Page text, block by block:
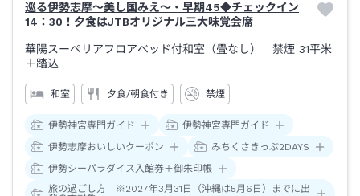
巡る伊勢志摩～美し国みえ～・早期45◆チェックイン
14：30！夕食はJTBオリジナル三大味覚会席
華陽スーペリアフロアベッド付和室（畳なし） 禁煙 31平米
＋踏込
和室 夕食/朝食付き 禁煙
伊勢神宮専門ガイド
伊勢神宮専門ガイド
伊勢志摩おいしいクーポン
みちくさきっぷ2DAYS
伊勢シーパラダイス入館券＋御朱印帳
旅の過ごし方 ※2027年3月31日（沖縄は5月6日）までに出